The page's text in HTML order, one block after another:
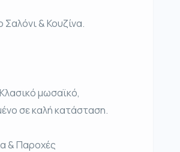
& Κουζίνα.
μωσαϊκό,
σε καλή κατάσταση.
& Παροχές